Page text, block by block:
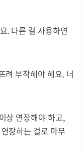
. 다른 컬 사용하면
려 부착해야 해요. 너
상 연장해야 하고,
장하는 걸로 마무